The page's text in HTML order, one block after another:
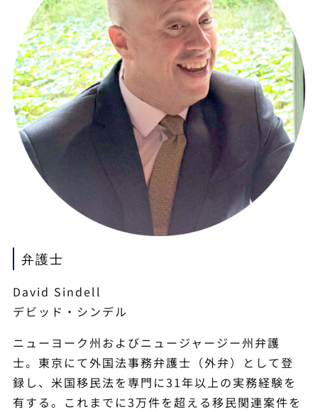
弁護士
David Sindell
デビッド・シンデル
ニューヨーク州およびニュージャージー州弁護
士。東京にて外国法事務弁護士（外弁）として登
録し、米国移民法を専門に31年以上の実務経験を
有する。これまでに3万件を超える移民関連案件を